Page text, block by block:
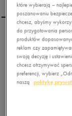
ADIDAS
SWPT CH
39,99 złz Vat
które wybierają –
poszanowaniu
chcesz, abyśmy
do przygotowania
produktów
reklam czy
swoją decyzję i
chcesz otrzymywać
preferencji, wybierz
naszą
politykę